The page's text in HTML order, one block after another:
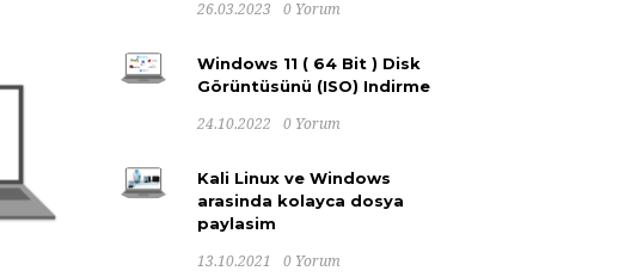
26.03.2023 0 Yorum
Windows 11 ( 64 Bit ) Disk
Görüntüsünü (ISO) Indirme
24.10.2022 0 Yorum
Kali Linux ve Windows
arasinda kolayca dosya
paylasim
13.10.2021 0 Yorum